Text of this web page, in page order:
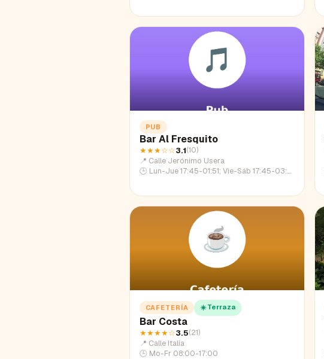
PUB
Bar Al Fresquito
★★★☆☆3.1(10)
📍 Calle Jerónimo Usera
🕒 Lun-Jue 17:45-01:51; Vie-Sáb 17:45-03:45; Dom 17:45-01:19
CAFETERÍA ☀️ Terraza
Bar Costa
★★★★☆3.5(21)
📍 Calle Italia
🕒 Mo-Fr 08:00-17:00